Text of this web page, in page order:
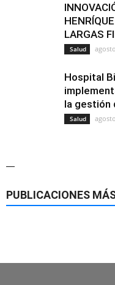
LARGAS
Salud
Hospital
la gestión
Salud
—
PUBLICACIONES